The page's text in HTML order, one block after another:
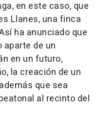
en este caso, que
Llanes, una finca
ha anunciado que
aparte de un
en un futuro,
la creación de un
que sea
al recinto del